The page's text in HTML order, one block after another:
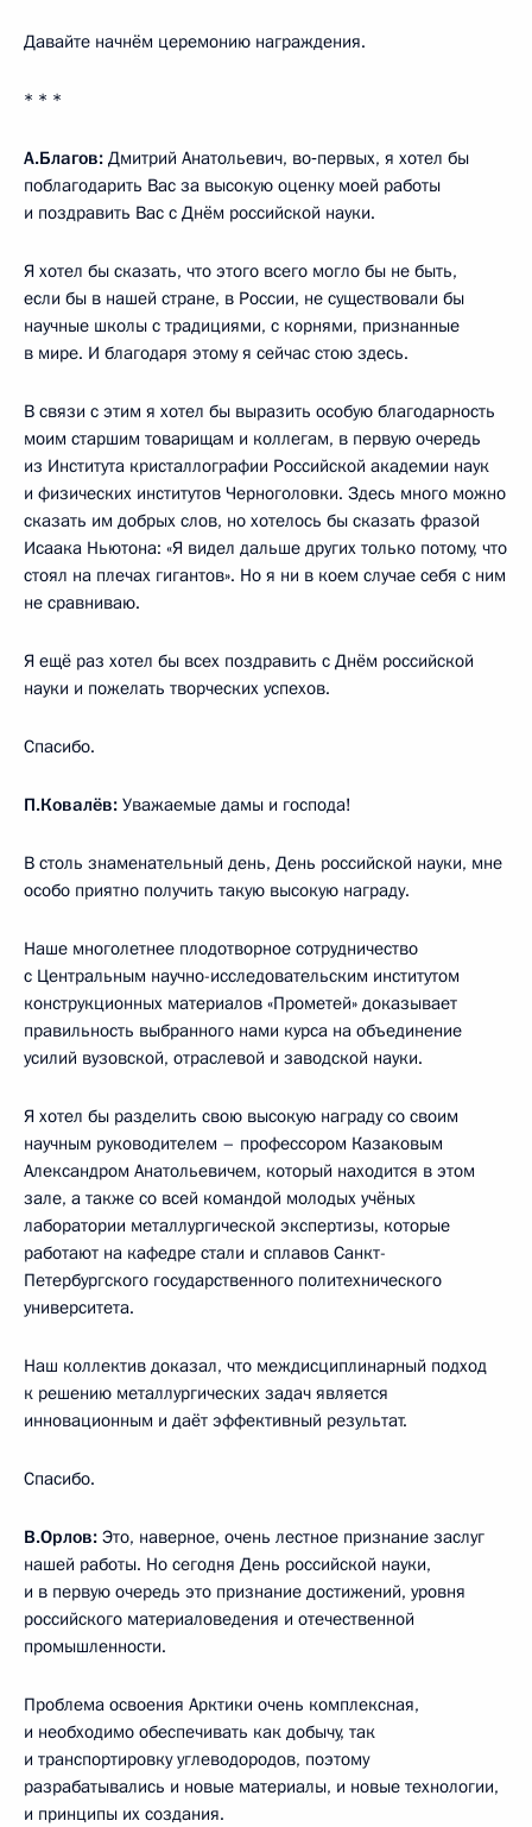
Давайте начнём церемонию награждения.
* * *
А.Благов: Дмитрий Анатольевич, во‑первых, я хотел бы
поблагодарить Вас за высокую оценку моей работы
и поздравить Вас с Днём российской науки.
Я хотел бы сказать, что этого всего могло бы не быть,
если бы в нашей стране, в России, не существовали бы
научные школы с традициями, с корнями, признанные
в мире. И благодаря этому я сейчас стою здесь.
В связи с этим я хотел бы выразить особую благодарность
моим старшим товарищам и коллегам, в первую очередь
из Института кристаллографии Российской академии наук
и физических институтов Черноголовки. Здесь много можно
сказать им добрых слов, но хотелось бы сказать фразой
Исаака Ньютона: «Я видел дальше других только потому, что
стоял на плечах гигантов». Но я ни в коем случае себя с ним
не сравниваю.
Я ещё раз хотел бы всех поздравить с Днём российской
науки и пожелать творческих успехов.
Спасибо.
П.Ковалёв: Уважаемые дамы и господа!
В столь знаменательный день, День российской науки, мне
особо приятно получить такую высокую награду.
Наше многолетнее плодотворное сотрудничество
с Центральным научно-исследовательским институтом
конструкционных материалов «Прометей» доказывает
правильность выбранного нами курса на объединение
усилий вузовской, отраслевой и заводской науки.
Я хотел бы разделить свою высокую награду со своим
научным руководителем – профессором Казаковым
Александром Анатольевичем, который находится в этом
зале, а также со всей командой молодых учёных
лаборатории металлургической экспертизы, которые
работают на кафедре стали и сплавов Санкт-
Петербургского государственного политехнического
университета.
Наш коллектив доказал, что междисциплинарный подход
к решению металлургических задач является
инновационным и даёт эффективный результат.
Спасибо.
В.Орлов: Это, наверное, очень лестное признание заслуг
нашей работы. Но сегодня День российской науки,
и в первую очередь это признание достижений, уровня
российского материаловедения и отечественной
промышленности.
Проблема освоения Арктики очень комплексная,
и необходимо обеспечивать как добычу, так
и транспортировку углеводородов, поэтому
разрабатывались и новые материалы, и новые технологии,
и принципы их создания.